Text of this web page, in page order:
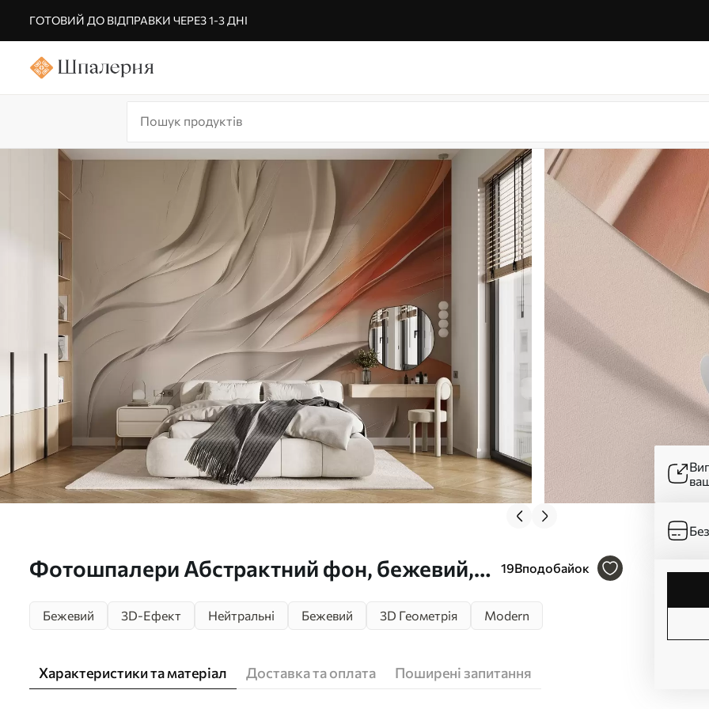
ГОТОВИЙ ДО ВІДПРАВКИ ЧЕРЕЗ 1-3 ДНІ
Фотошпалери Абстрактний фон, бежевий,
19Вподобайок
Бежевий 3D-Ефект Нейтральні Бежевий 3D Геометрія Modern
Характеристики та матеріал Доставка та оплата Поширені запитання